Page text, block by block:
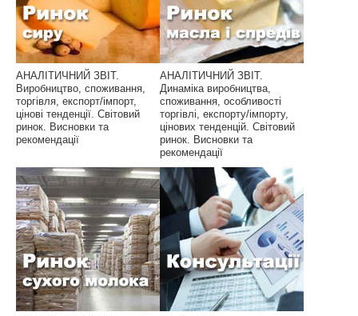
АНАЛІТИЧНИЙ ЗВІТ.
Виробництво, споживання,
торгівля, експорт/імпорт,
цінові тенденції. Світовий
ринок. Висновки та
рекомендації
АНАЛІТИЧНИЙ ЗВІТ.
Динаміка виробництва,
споживання, особливості
торгівлі, експорту/імпорту,
цінових тенденцій. Світовий
ринок. Висновки та
рекомендації